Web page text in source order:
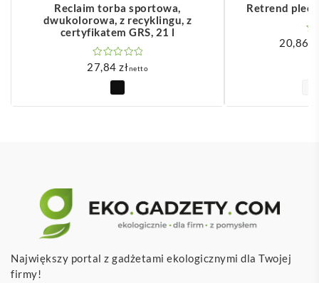
Reclaim torba sportowa,
dwukolorowa, z recyklingu, z
certyfikatem GRS, 21 l
27,84 złnetto
Retrend
20,86
Największy portal z gadżetami ekologicznymi dla Twojej
firmy!